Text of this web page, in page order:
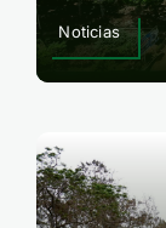
Noticias